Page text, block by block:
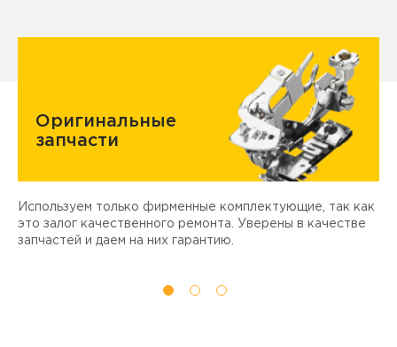
Оригинальные
запчасти
Используем только фирменные комплектующие, так как
это залог качественного ремонта. Уверены в качестве
запчастей и даем на них гарантию.